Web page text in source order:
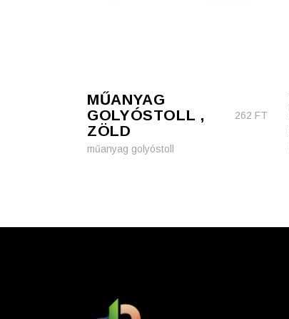
MŰANYAG
GOLYÓSTOLL ,
ZÖLD
262 FT
műanyag golyóstoll